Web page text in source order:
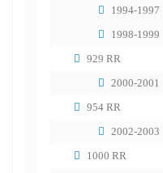
1994-1997
1998-1999
929 RR
2000-2001
954 RR
2002-2003
1000 RR